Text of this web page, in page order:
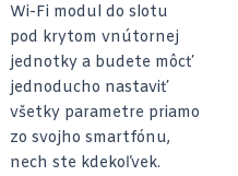
Wi-Fi modul do slotu
pod krytom vnútornej
jednotky a budete môcť
jednoducho nastaviť
všetky parametre priamo
zo svojho smartfónu,
nech ste kdekoľvek.